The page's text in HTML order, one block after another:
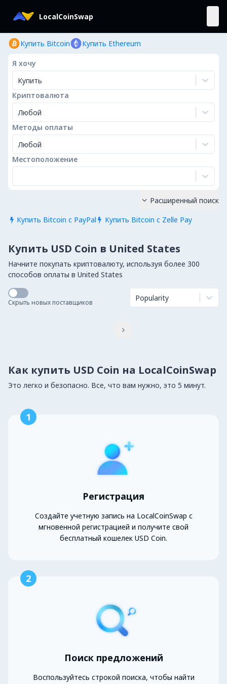
LocalCoinSwap
Купить Bitcoin Купить Ethereum
Я хочу
Купить
Криптовалюта
Любой
Методы оплаты
Любой
Местоположение
 Купить Bitcoin с PayPal  Купить Bitcoin с Zelle Pay
 Расширенный поиск
Купить USD Coin в United States
Начните покупать криптовалюту, используя более 300
способов оплаты в United States
Скрыть новых поставщиков Popularity

Как купить USD Coin на LocalCoinSwap
Это легко и безопасно. Все, что вам нужно, это 5 минут.
1
Регистрация
Создайте учетную запись на LocalCoinSwap с
мгновенной регистрацией и получите свой
бесплатный кошелек USD Coin.
2
Поиск предложений
Воспользуйтесь строкой поиска, чтобы найти